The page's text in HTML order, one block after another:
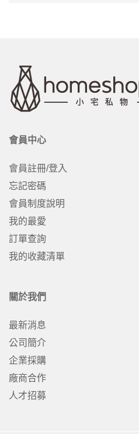
會員中心
會員註冊/登入
忘記密碼
會員制度說明
我的最愛
訂單查詢
我的收藏清單
關於我們
最新消息
公司簡介
企業採購
廠商合作
人才招募